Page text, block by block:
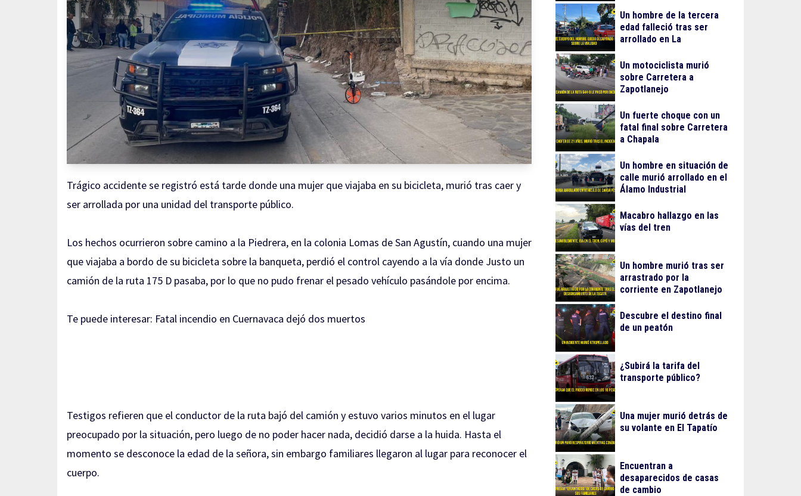
Trágico accidente se registró está tarde donde una mujer que viajaba en su bicicleta, murió tras caer y
ser arrollada por una unidad del transporte público.
Los hechos ocurrieron sobre camino a la Piedrera, en la colonia Lomas de San Agustín, cuando una mujer
que viajaba a bordo de su bicicleta sobre la banqueta, perdió el control cayendo a la vía donde Justo un
camión de la ruta 175 D pasaba, por lo que no pudo frenar el pesado vehículo pasándole por encima.
Te puede interesar: Fatal incendio en Cuernavaca dejó dos muertos
Testigos refieren que el conductor de la ruta bajó del camión y estuvo varios minutos en el lugar
preocupado por la situación, pero luego de no poder hacer nada, decidió darse a la huida. Hasta el
momento se desconoce la edad de la señora, sin embargo familiares llegaron al lugar para reconocer el
cuerpo.
Un hombre de la tercera
edad falleció tras ser
arrollado en La
Un motociclista murió
sobre Carretera a
Zapotlanejo
Un fuerte choque con un
fatal final sobre Carretera
a Chapala
Un hombre en situación de
calle murió arrollado en el
Álamo Industrial
Macabro hallazgo en las
vías del tren
Un hombre murió tras ser
arrastrado por la
corriente en Zapotlanejo
Descubre el destino final
de un peatón
¿Subirá la tarifa del
transporte público?
Una mujer murió detrás de
su volante en El Tapatío
Encuentran a
desaparecidos de casas
de cambio